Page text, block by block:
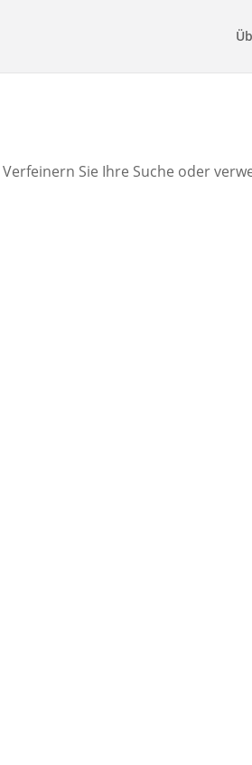
Sie Ihre Suche oder